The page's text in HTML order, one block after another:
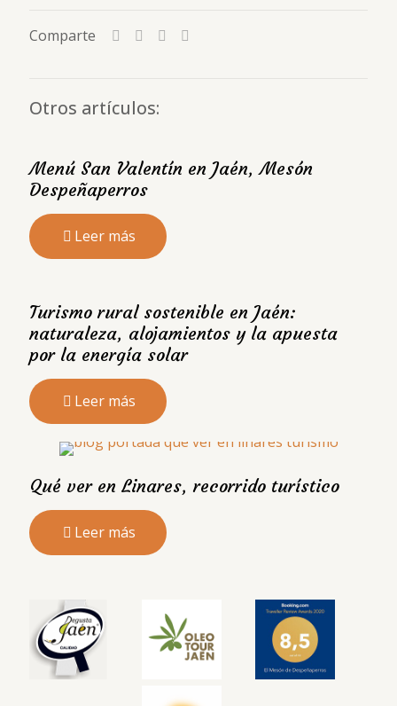
Comparte
Otros artículos:
Menú San Valentín en Jaén, Mesón
Despeñaperros
Leer más
Turismo rural sostenible en Jaén:
naturaleza, alojamientos y la apuesta
por la energía solar
Leer más
Qué ver en Linares, recorrido turístico
Leer más